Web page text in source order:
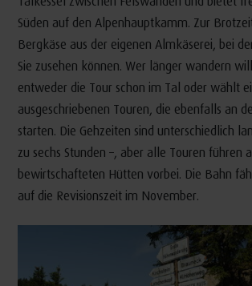
Süden auf den Alpenhauptkamm. Zur
Bergkäse aus der eigenen Almkäserei, bei
Sie zusehen können. Wer länger wandern
entweder die Tour schon im Tal oder wählt
ausgeschriebenen Touren, die ebenfalls an
starten. Die Gehzeiten sind unterschiedlich
zu sechs Stunden –, aber alle Touren führen
bewirtschafteten Hütten vorbei. Die Bahn
auf die Revisionszeit im November.